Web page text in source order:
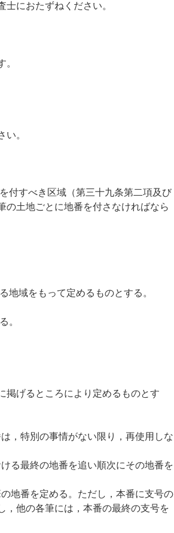
におたずねください。
。
。
すべき区域（第三十九条第二項及び
の土地ごとに地番を付さなければなら
域をもって定めるものとする。
。
掲げるところにより定めるものとす
，特別の事情がない限り，再使用しな
る最終の地番を追い順次にその地番を
地番を定める。ただし，本番に支号の
，他の各筆には，本番の最終の支号を